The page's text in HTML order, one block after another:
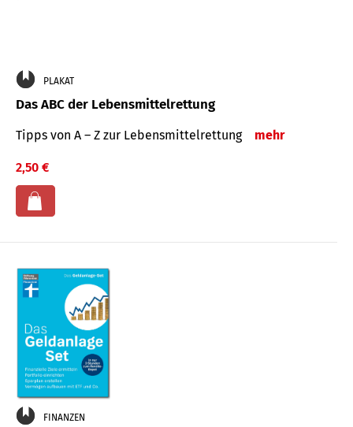
PLAKAT
Das ABC der Lebensmittelrettung
Tipps von A – Z zur Lebensmittelrettung mehr
2,50 €
FINANZEN